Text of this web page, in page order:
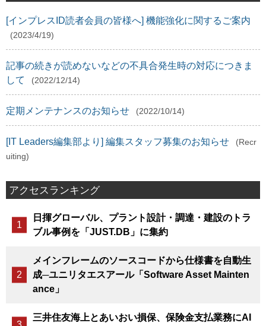
[インプレスID読者会員の皆様へ] 機能強化に関するご案内
(2023/4/19)
記事の続きが読めないなどの不具合発生時の対応につきま
して
(2022/12/14)
定期メンテナンスのお知らせ (2022/10/14)
[IT Leaders編集部より] 編集スタッフ募集のお知らせ
(Recr
uiting)
アクセスランキング
日揮グローバル、プラント設計・調達・建設のトラ
ブル事例を「JUST.DB」に集約
メインフレームのソースコードから仕様書を自動生
成─ユニリタエスアール「Software Asset Mainten
ance」
三井住友海上とあいおい損保、保険金支払業務にAI